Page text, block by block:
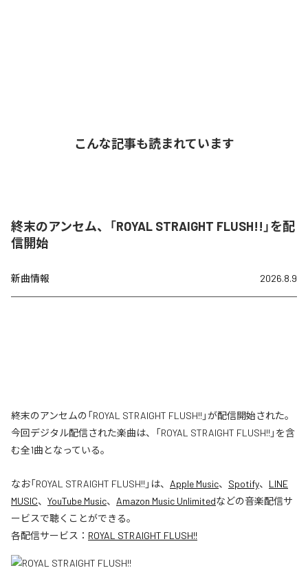
こんな記事も読まれています
終末のアンセム、「ROYAL STRAIGHT FLUSH!!」を配
信開始
新曲情報 2026.8.9
終末のアンセムの「ROYAL STRAIGHT FLUSH!!」が配信開始された。
今回デジタル配信された楽曲は、「ROYAL STRAIGHT FLUSH!!」を含
む全1曲となっている。
なお「ROYAL STRAIGHT FLUSH!! 」は、 Apple Music、 Spotify、 LINE
MUSIC、 YouTube Music、 Amazon Music Unlimitedなどの音楽配信サ
ービスで聴くことができる。
各配信サービス： ROYAL STRAIGHT FLUSH!!